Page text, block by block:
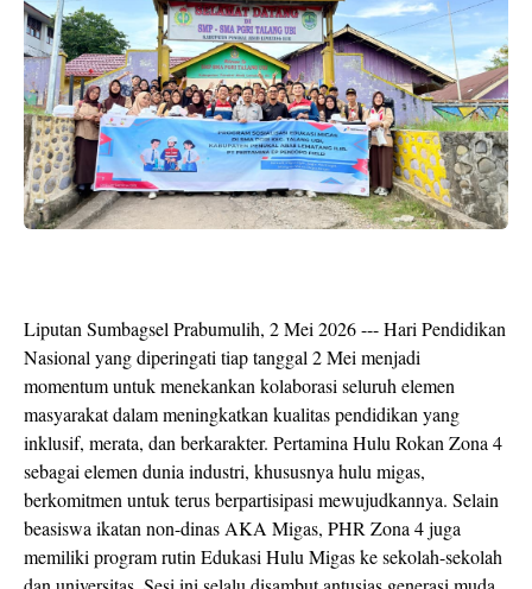
Liputan Sumbagsel Prabumulih, 2 Mei 2026 --- Hari Pendidikan
Nasional yang diperingati tiap tanggal 2 Mei menjadi
momentum untuk menekankan kolaborasi seluruh elemen
masyarakat dalam meningkatkan kualitas pendidikan yang
inklusif, merata, dan berkarakter. Pertamina Hulu Rokan Zona 4
sebagai elemen dunia industri, khususnya hulu migas,
berkomitmen untuk terus berpartisipasi mewujudkannya. Selain
beasiswa ikatan non-dinas AKA Migas, PHR Zona 4 juga
memiliki program rutin Edukasi Hulu Migas ke sekolah-sekolah